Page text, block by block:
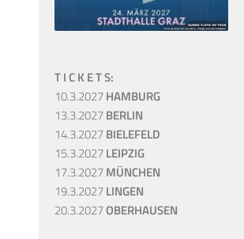
T I C K E T S:
10.3.2027HAMBURG
13.3.2027BERLIN
14.3.2027BIELEFELD
15.3.2027LEIPZIG
17.3.2027MÜNCHEN
19.3.2027LINGEN
20.3.2027OBERHAUSEN